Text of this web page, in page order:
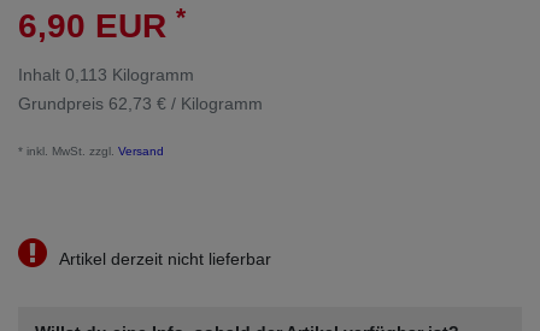
6,90 EUR *
Inhalt 0,113 Kilogramm
Grundpreis 62,73 € / Kilogramm
* inkl. MwSt. zzgl. Versand
Artikel derzeit nicht lieferbar